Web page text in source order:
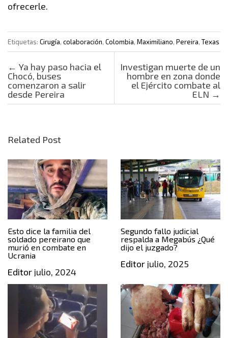
ofrecerle.
Etiquetas: Cirugía, colaboración, Colombia, Maximiliano, Pereira, Texas
Post navigation
← Ya hay paso hacia el
Chocó, buses
comenzaron a salir
desde Pereira
Investigan muerte de un
hombre en zona donde
el Ejército combate al
ELN →
Related Post
Esto dice la familia del
soldado pereirano que
murió en combate en
Ucrania
Editor julio, 2024
Segundo fallo judicial
respalda a Megabús ¿Qué
dijo el juzgado?
Editorjulio, 2025